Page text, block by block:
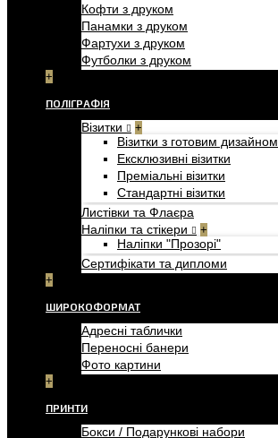
Кофти з друком
Панамки з друком
Фартухи з друком
Футболки з друком
+
ПОЛІГРАФІЯ
Візитки +
Візитки з готовим дизайном
Ексклюзивні візитки
Преміальні візитки
Стандартні візитки
Листівки та Флаєра
Наліпки та стікери
+
Наліпки "Прозорі"
Сертифікати та дипломи
+
ШИРОКОФОРМАТ
Адресні таблички
Переносні банери
Фото картини
+
ПРИНТИ
Бокси / Подарункові набори